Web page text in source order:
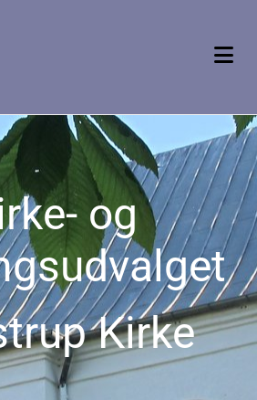
og
Kirke